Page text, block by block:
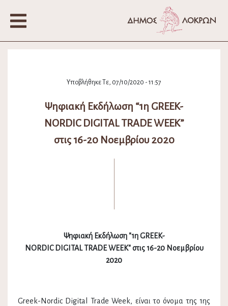
Υποβλήθηκε Τε, 07/10/2020 - 11:57
Ψηφιακή Εκδήλωση “1η GREEK-
NORDIC DIGITAL TRADE WEEK”
στις 16-20 Νοεμβρίου 2020
Ψηφιακή Εκδήλωση "1η GREEK-
NORDIC DIGITAL TRADE WEEK" στις 16-20 Νοεμβρίου
2020
Greek-Nordic Digital Trade Week, είναι το όνομα της 1ης